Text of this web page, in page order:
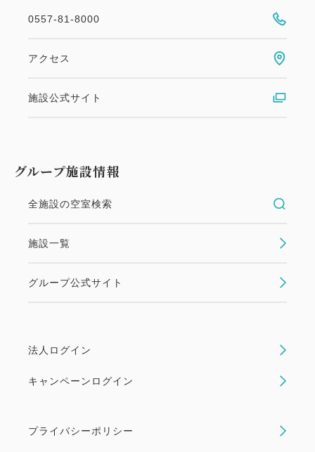
朝食は和定食もしくは和洋バイキングでのご案内とな
神経痛・筋肉痛・疲労回復はもちろんのこと、美肌の
人気の”屋上露天風呂”
だける”展望風呂”
サンミ倶楽部では、お客様の美しさをサポートする
意しております。
の特徴を持つ 6種類のドライヤー
（Refa/KINUJO/SALONIA/SHARP/KOIZUMI/パ
0557-81-8000
アクセス
施設公式サイト
グループ施設情報
全施設の空室検索
施設一覧
グループ公式サイト
法人ログイン
キャンペーンログイン
プライバシーポリシー